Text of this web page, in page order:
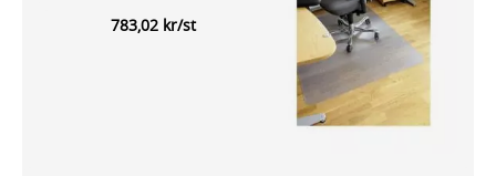
783,02 kr/st